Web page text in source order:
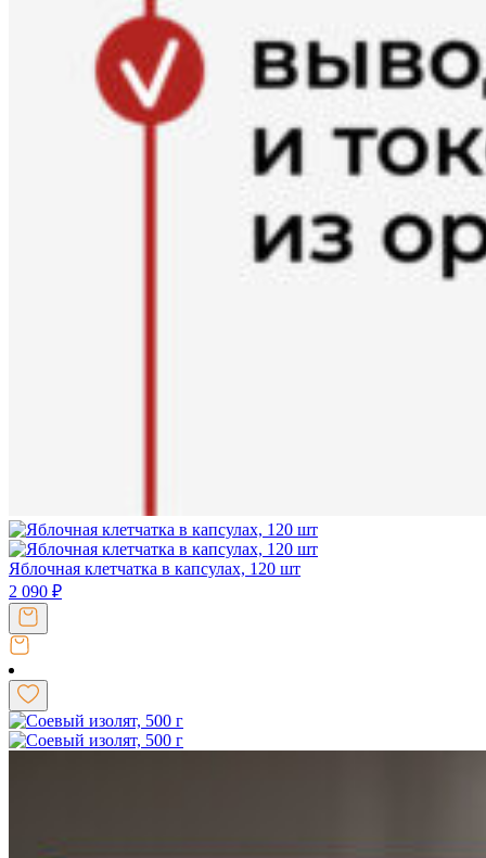
Яблочная клетчатка в капсулах, 120 шт
2 090 ₽